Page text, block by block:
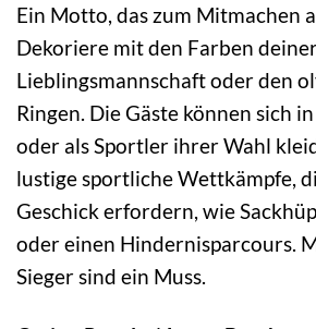
Ein Motto, das zum Mitmachen
Dekoriere mit den Farben
Lieblingsmannschaft oder den
Ringen. Die Gäste können sich
oder als Sportler ihrer Wahl
lustige sportliche Wettkämpfe,
Geschick erfordern, wie
oder einen Hindernisparcours.
Sieger sind ein Muss.